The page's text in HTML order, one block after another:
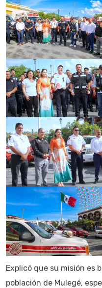
Explicó que su misión es
población de Mulegé,